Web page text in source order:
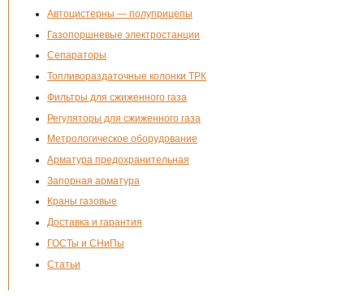
Автоцистерны — полуприцепы
Газопоршневые электростанции
Сепараторы
Топливораздаточные колонки ТРК
Фильтры для сжиженного газа
Регуляторы для сжиженного газа
Метрологическое оборудование
Арматура предохранительная
Запорная арматура
Краны газовые
Доставка и гарантия
ГОСТы и СНиПы
Статьи